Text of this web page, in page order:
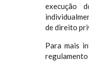
execução
de direito
Para mais